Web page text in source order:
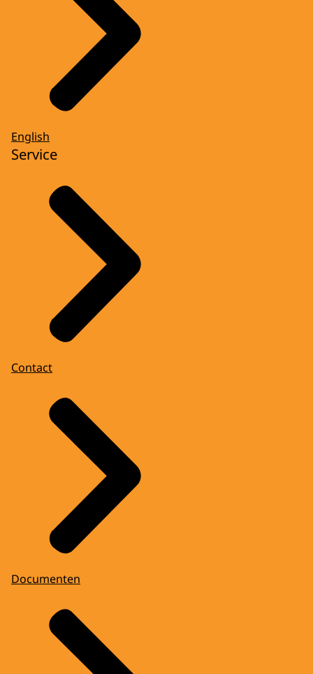
English
Service
Contact
Documenten